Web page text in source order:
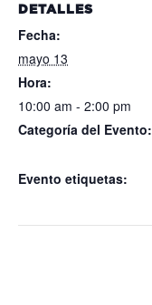
DETALLES
Fecha:
mayo 13
Hora:
10:00 am - 2:00 pm
Categoría del Evento:
Evento etiquetas: